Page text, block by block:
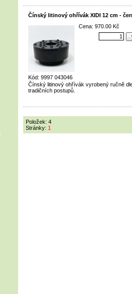
Čínský litinový ohřívák XIDI 12 cm -
Kód: 9997 043046
Cena: 970.00 Kč
Čínský litinový ohřívák vyrobený ručně
tradičních postupů.
Položek: 4
Stránky: 1